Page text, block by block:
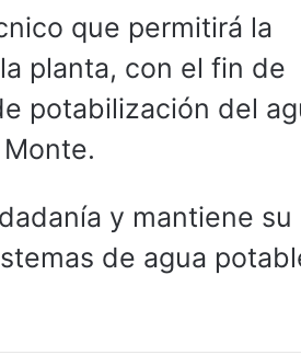
que permitirá la
planta, con el fin de
potabilización del
y mantiene su
de agua